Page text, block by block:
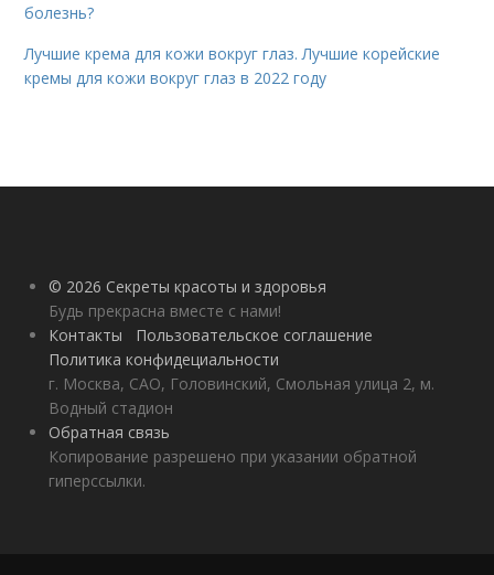
болезнь?
Лучшие крема для кожи вокруг глаз. Лучшие корейские
кремы для кожи вокруг глаз в 2022 году
© 2026 Секреты красоты и здоровья
Будь прекрасна вместе с нами!
Контакты
Пользовательское соглашение
Политика конфидециальности
г. Москва, САО, Головинский, Смольная улица 2, м.
Водный стадион
Обратная связь
Копирование разрешено при указании обратной
гиперссылки.